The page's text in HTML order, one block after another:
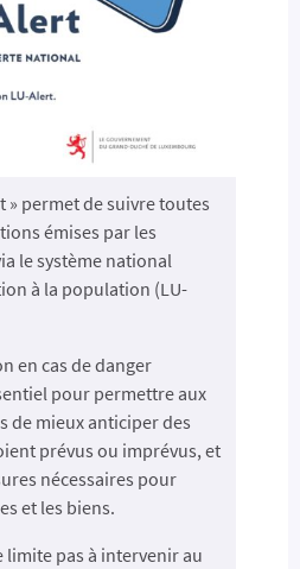
» permet de suivre toutes
émises par les
le système national
à la population (LU-
en cas de danger
pour permettre aux
de mieux anticiper des
prévus ou imprévus, et
nécessaires pour
et les biens.
limite pas à intervenir au